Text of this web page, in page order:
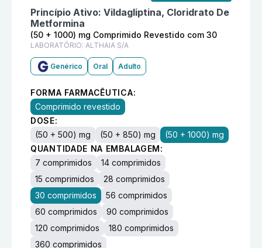
Princípio Ativo: Vildagliptina, Cloridrato De
Metformina
(50 + 1000) mg Comprimido Revestido com 30
LABORATÓRIO: ALTHAIA S/A
Genérico Oral Adulto
FORMA FARMACÊUTICA:
Comprimido revestido
DOSE:
(50 + 500) mg
(50 + 850) mg
(50 + 1000) mg
QUANTIDADE NA EMBALAGEM:
7 comprimidos
14 comprimidos
15 comprimidos
28 comprimidos
30 comprimidos
56 comprimidos
60 comprimidos
90 comprimidos
120 comprimidos
180 comprimidos
360 comprimidos